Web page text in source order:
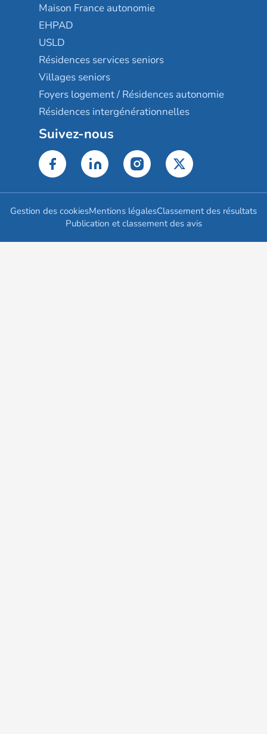
Maison France autonomie
EHPAD
USLD
Résidences services seniors
Villages seniors
Foyers logement / Résidences autonomie
Résidences intergénérationnelles
Suivez-nous
Gestion des cookiesMentions légalesClassement des résultats
Publication et classement des avis